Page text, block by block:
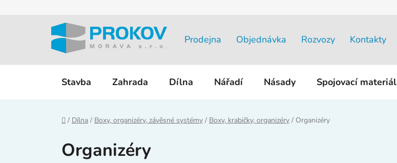
Prodejna Objednávka Rozvozy Kontakty
Stavba Zahrada Dílna Nářadí Násady Spojovací materiál
Domů
/ Dílna / Boxy, organizéry, závěsné systémy / Boxy, krabičky, organizéry / Organizéry
Organizéry